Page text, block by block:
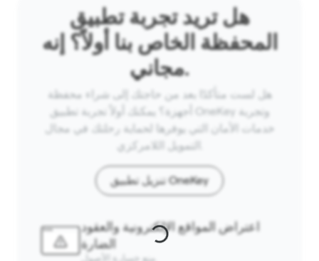
هل تريد تجربة تطبيق
المحفظة الخاص بنا أولاً؟ إنه
مجاني.
هل لست متأكدًا بعد من حاجتك إلى شراء محفظة
أجهزة؟ يمكنك أولاً تجربة تطبيق OneKey وتجربة
خدمات الأمان التي يوفرها لحماية رحلتك في مجال
تنزيل تطبيق OneKey
اعتراض المواقع الإلكترونية والعقود
الضارة